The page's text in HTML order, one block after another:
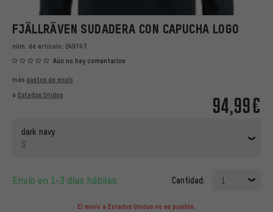
FJÄLLRÄVEN SUDADERA CON CAPUCHA LOGO
núm. de artículo: 249747
Aún no hay comentarios
94,99€
más gastos de envío
a Estados Unidos
dark navy
S
Envío en 1-3 días hábiles Cantidad: 1
El envío a Estados Unidos no es posible.